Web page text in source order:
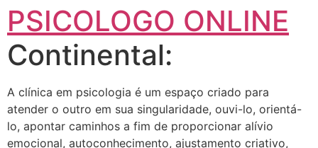
PSICOLOGO ONLINE
Continental:
A clínica em psicologia é um espaço criado para
atender o outro em sua singularidade, ouvi-lo, orientá-
lo, apontar caminhos a fim de proporcionar alívio
emocional, autoconhecimento, ajustamento criativo,